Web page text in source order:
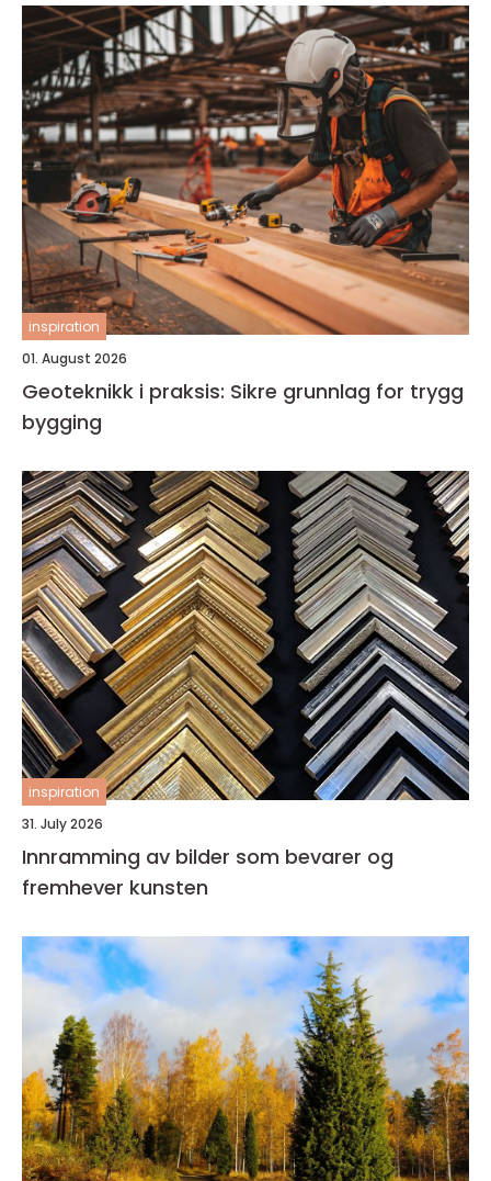
inspiration
01. August 2026
Geoteknikk i praksis: Sikre grunnlag for trygg
bygging
inspiration
31. July 2026
Innramming av bilder som bevarer og
fremhever kunsten